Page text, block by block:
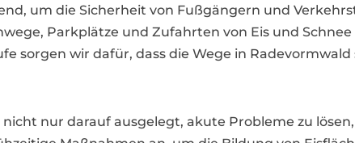
um die Sicherheit von Fußgängern und
Parkplätze und Zufahrten von Eis und
sorgen wir dafür, dass die Wege in Radevormwald
nur darauf ausgelegt, akute Probleme zu